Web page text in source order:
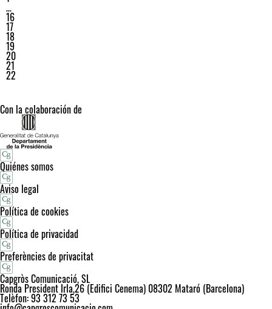
…
16
17
18
19
20
21
22
Con la colaboración de
Quiénes somos
Aviso legal
Política de cookies
Política de privacidad
Preferències de privacitat
Capgròs Comunicació, SL
Ronda President Irla,26 (Edifici Cenema) 08302 Mataró (Barcelona)
Telèfon: 93 312 73 53